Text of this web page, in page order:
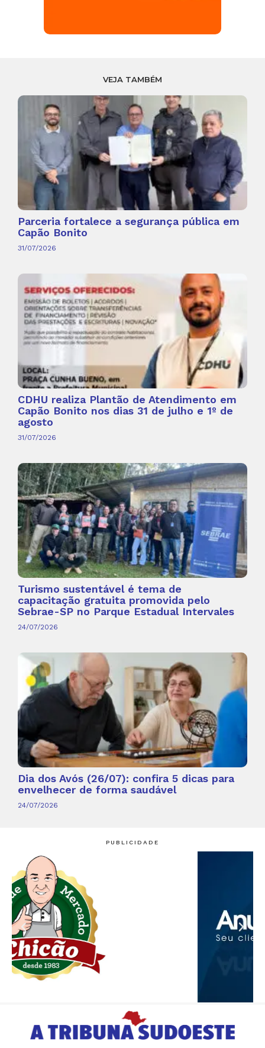
VEJA TAMBÉM
Parceria fortalece a segurança pública em
Capão Bonito
31/07/2026
CDHU realiza Plantão de Atendimento em
Capão Bonito nos dias 31 de julho e 1º de
agosto
31/07/2026
Turismo sustentável é tema de
capacitação gratuita promovida pelo
Sebrae-SP no Parque Estadual Intervales
24/07/2026
Dia dos Avós (26/07): confira 5 dicas para
envelhecer de forma saudável
24/07/2026
PUBLICIDADE